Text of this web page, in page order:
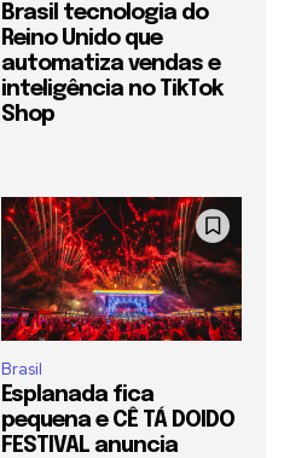
Brasil tecnologia do
Reino Unido que
automatiza vendas e
inteligência no TikTok
Shop
Brasil
Esplanada fica
pequena e CÊ TÁ DOIDO
FESTIVAL anuncia